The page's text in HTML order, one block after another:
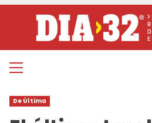
contenido
Menú
De Última